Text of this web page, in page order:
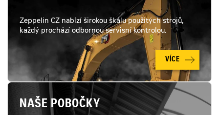
stránce
s
nevykazuje
žádnétechnické
problémy
a
plně
připraven
Zeppelin CZ nabízí širokou škálu použitých strojů,
každý prochází odbornou servisní kontrolou.
VÍCE
NAŠE POBOČKY